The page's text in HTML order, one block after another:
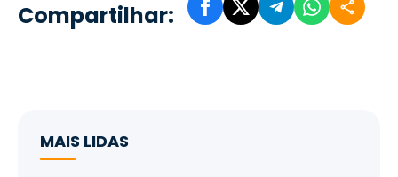
Compartilhar:
MAIS LIDAS